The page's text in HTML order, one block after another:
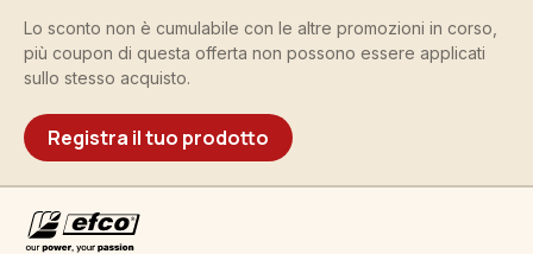
Lo sconto non è cumulabile con le altre promozioni in corso,
più coupon di questa offerta non possono essere applicati
sullo stesso acquisto.
Registra il tuo prodotto